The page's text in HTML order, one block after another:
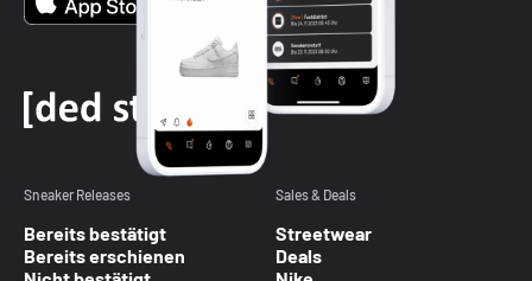
Sneaker Releases
Bereits bestätigt
Bereits erschienen
Sales & Deals
Streetwear
Deals